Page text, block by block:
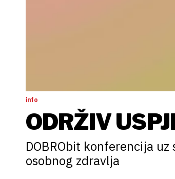
info
ODRŽIV
DOBRObit konferencija
osobnog zdravlja